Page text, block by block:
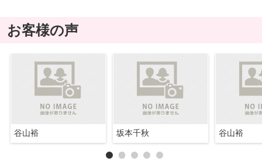
お客様の声
谷山裕 坂本千秋 谷山裕